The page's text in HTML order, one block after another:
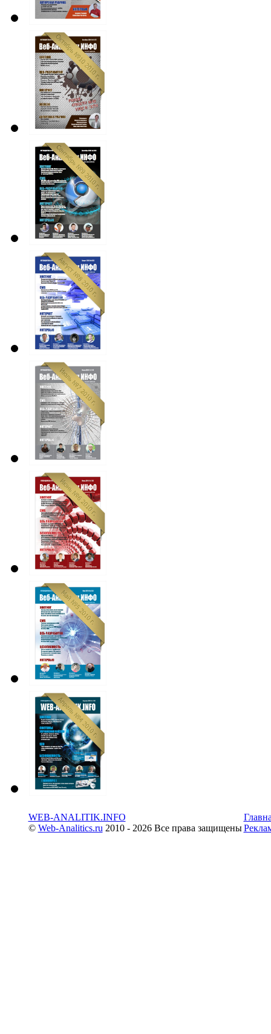
WEB-ANALITIK.INFO
© Web-Analitics.ru 2010 - 2026 Все права защищены